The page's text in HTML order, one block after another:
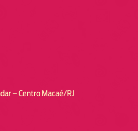
– Centro Macaé/RJ